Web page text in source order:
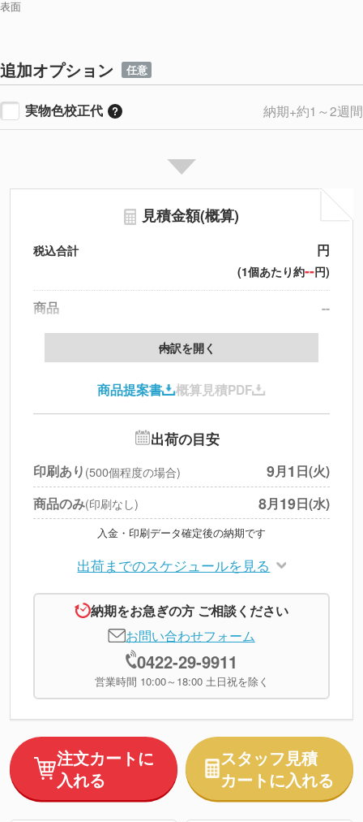
表面
追加オプション 任意
実物色校正代 納期+約1～2週間
見積金額(概算)
税込合計 円
(1個あたり約--円)
商品
--
製版代
印刷代
北海道・沖縄・離島 別途
円
※上記小計は税別です
内訳を開く
商品提案書 概算見積PDF
出荷の目安
印刷あり (500個程度の場合) 9月1 日(火)
商品のみ(印刷なし) 8月19日(水)
入金・印刷データ確定後の納期です
出荷までのスケジュールを見る
納期をお急ぎの方 ご相談ください
お問い合わせフォーム
0422-29-9911
営業時間 10:00～18:00 土日祝を除く
注文カートに
入れる
スタッフ見積
カートに入れる